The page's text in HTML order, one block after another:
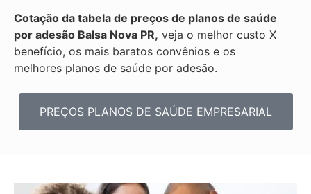
Cotação da tabela de preços de planos de saúde
por adesão Balsa Nova PR, veja o melhor custo X
benefício, os mais baratos convênios e os
melhores planos de saúde por adesão.
PREÇOS PLANOS DE SAÚDE EMPRESARIAL